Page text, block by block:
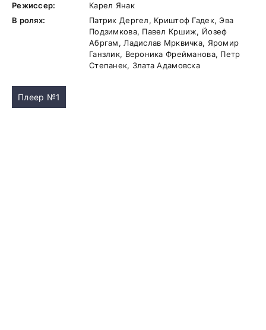
Режиссер:
Карел Янак
В ролях:
Патрик Дергел, Криштоф Гадек, Эва
Подзимкова, Павел Кршиж, Йозеф
Абргам, Ладислав Мрквичка, Яромир
Ганзлик, Вероника Фрейманова, Петр
Степанек, Злата Адамовска
Плеер №1